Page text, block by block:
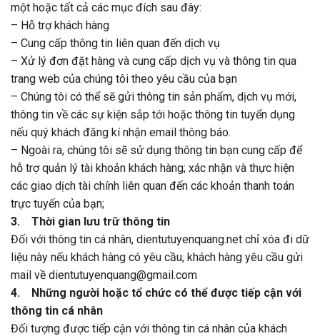
một hoặc tất cả các mục đích sau đây:
– Hỗ trợ khách hàng
– Cung cấp thông tin liên quan đến dịch vụ
– Xử lý đơn đặt hàng và cung cấp dịch vụ và thông tin qua
trang web của chúng tôi theo yêu cầu của bạn
– Chúng tôi có thể sẽ gửi thông tin sản phẩm, dịch vụ mới,
thông tin về các sự kiện sắp tới hoặc thông tin tuyển dụng
nếu quý khách đăng kí nhận email thông báo.
– Ngoài ra, chúng tôi sẽ sử dụng thông tin bạn cung cấp để
hỗ trợ quản lý tài khoản khách hàng; xác nhận và thực hiện
các giao dịch tài chính liên quan đến các khoản thanh toán
trực tuyến của bạn;
3. Thời gian lưu trữ thông tin
Đối với thông tin cá nhân, dientutuyenquang.net chỉ xóa đi dữ
liệu này nếu khách hàng có yêu cầu, khách hàng yêu cầu gửi
mail về dientutuyenquang@gmail.com
4. Những người hoặc tổ chức có thể được tiếp cận với
thông tin cá nhân
Đối tượng được tiếp cận với thông tin cá nhân của khách